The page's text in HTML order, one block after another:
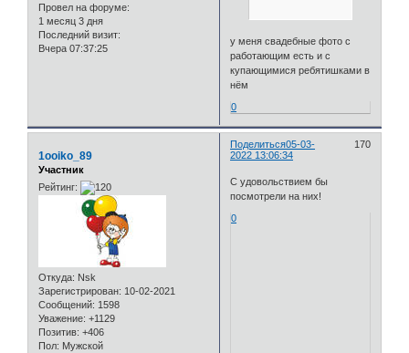
Провел на форуме:
1 месяц 3 дня
Последний визит:
Вчера 07:37:25
у меня свадебные фото с
работающим есть и с
купающимися ребятишками в
нём
0
Поделиться 170
05-03-
2022 13:06:34
1ooiko_89
Участник
Рейтинг:
Откуда: Nsk
Зарегистрирован: 10-02-2021
Сообщений: 1598
Уважение: +1129
Позитив: +406
Пол: Мужской
С удовольствием бы
посмотрели на них!
0